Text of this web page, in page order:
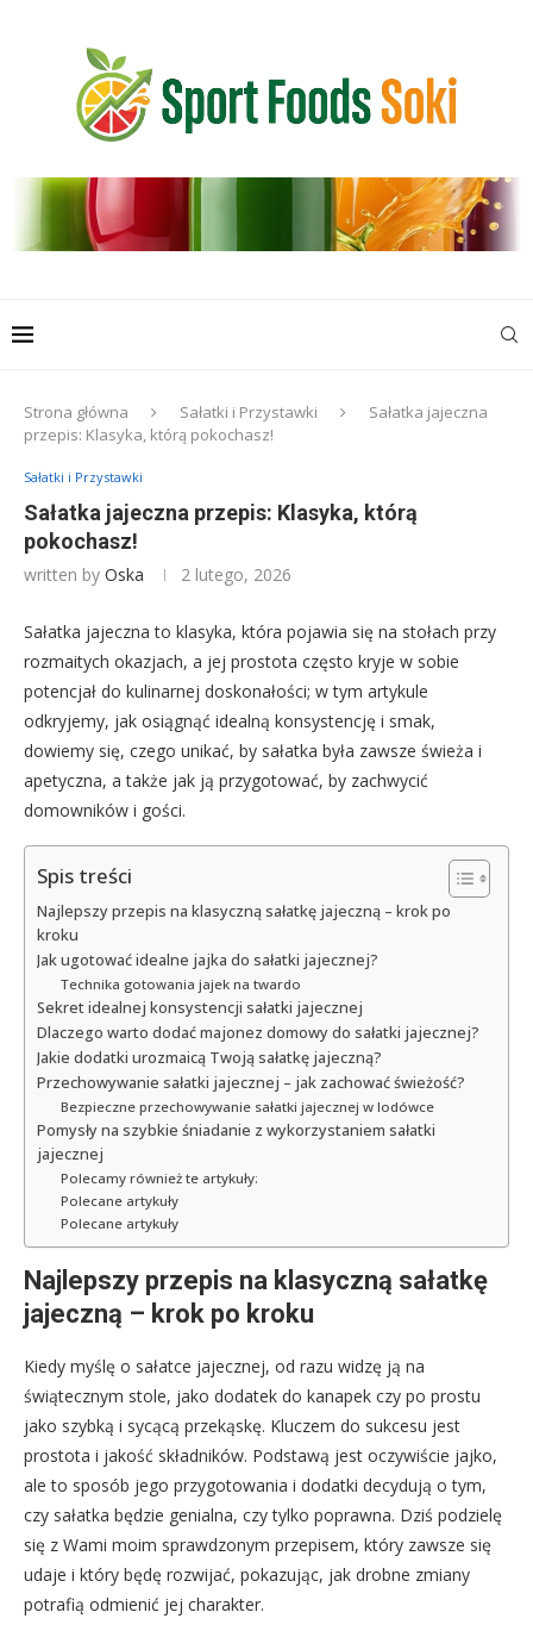
Strona główna Sałatki i Przystawki
Sałatka jajeczna
przepis: Klasyka, którą pokochasz!
Sałatki i Przystawki
Sałatka jajeczna przepis: Klasyka, którą
pokochasz!
written by Oska 2 lutego, 2026
Sałatka jajeczna to klasyka, która pojawia się na stołach przy
rozmaitych okazjach, a jej prostota często kryje w sobie
potencjał do kulinarnej doskonałości; w tym artykule
odkryjemy, jak osiągnąć idealną konsystencję i smak,
dowiemy się, czego unikać, by sałatka była zawsze świeża i
apetyczna, a także jak ją przygotować, by zachwycić
domowników i gości.
Spis treści
Najlepszy przepis na klasyczną sałatkę jajeczną – krok po
kroku
Jak ugotować idealne jajka do sałatki jajecznej?
Technika gotowania jajek na twardo
Sekret idealnej konsystencji sałatki jajecznej
Dlaczego warto dodać majonez domowy do sałatki jajecznej?
Jakie dodatki urozmaicą Twoją sałatkę jajeczną?
Przechowywanie sałatki jajecznej – jak zachować świeżość?
Bezpieczne przechowywanie sałatki jajecznej w lodówce
Pomysły na szybkie śniadanie z wykorzystaniem sałatki
jajecznej
Polecamy również te artykuły:
Polecane artykuły
Polecane artykuły
Najlepszy przepis na klasyczną sałatkę
jajeczną – krok po kroku
Kiedy myślę o sałatce jajecznej, od razu widzę ją na
świątecznym stole, jako dodatek do kanapek czy po prostu
jako szybką i sycącą przekąskę. Kluczem do sukcesu jest
prostota i jakość składników. Podstawą jest oczywiście jajko,
ale to sposób jego przygotowania i dodatki decydują o tym,
czy sałatka będzie genialna, czy tylko poprawna. Dziś podzielę
się z Wami moim sprawdzonym przepisem, który zawsze się
udaje i który będę rozwijać, pokazując, jak drobne zmiany
potrafią odmienić jej charakter.